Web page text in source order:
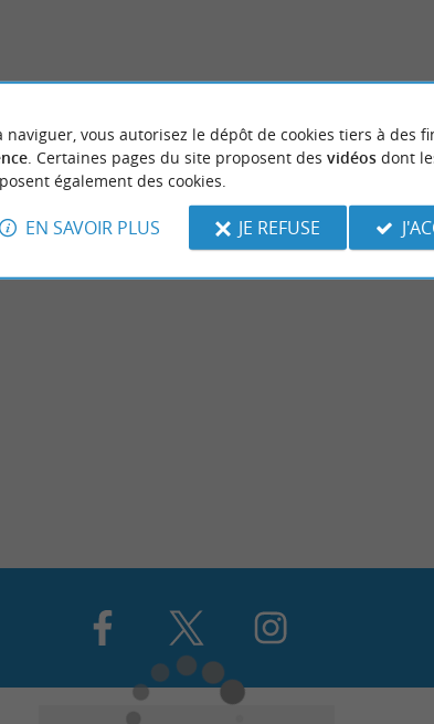
naviguer, vous autorisez le dépôt de cookies tiers à des
. Certaines pages du site proposent des vidéosdont
également des cookies.
EN SAVOIR PLUS JE REFUSE